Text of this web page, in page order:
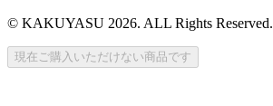
© KAKUYASU 2026. ALL Rights Reserved.
現在ご購入いただけない商品です